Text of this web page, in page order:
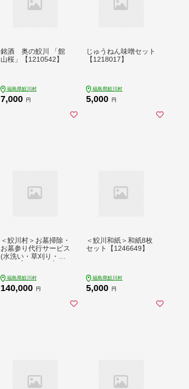
銘酒 奥の鮫川 「館
山桜」【1210542】
福島県鮫川村
7,000 円
じゅうねん味噌セット
【1218017】
福島県鮫川村
5,000 円
＜鮫川村＞お墓掃除・
お墓参り代行サービス
(水洗い・草刈り・お
福島県鮫川村
140,000 円
＜鮫川和紙＞和紙8枚
セット【1246649】
福島県鮫川村
5,000 円